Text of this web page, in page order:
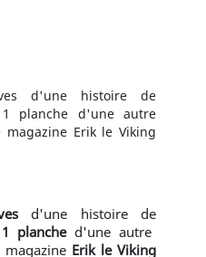
d'une histoire de
1 planche d'une autre
Erik le Viking
d'une histoire de
planched'une autre
Erik le Viking